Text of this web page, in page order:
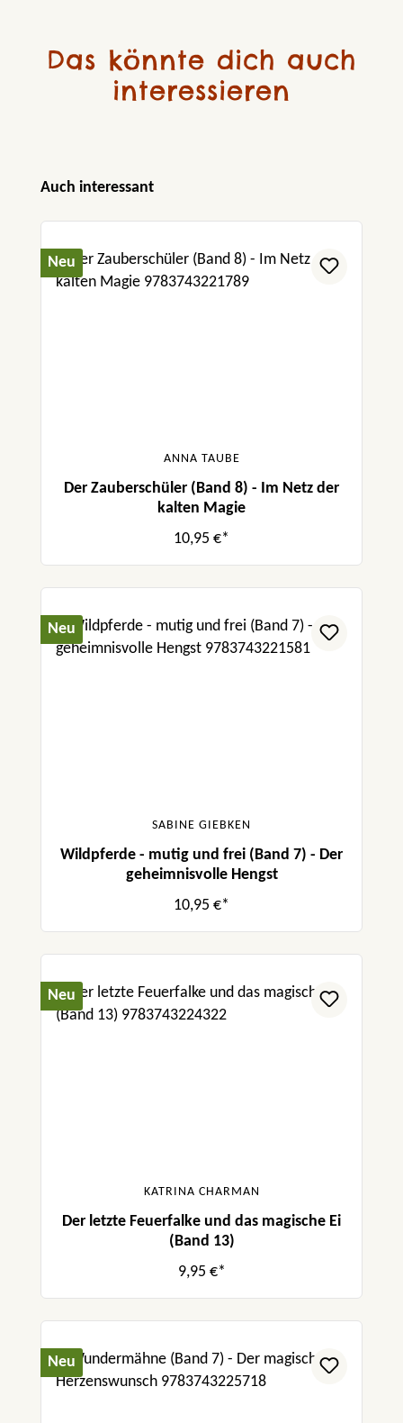
Das könnte dich auch
interessieren
Produktgalerie überspringen
Auch interessant
Neu
ANNA TAUBE
Der Zauberschüler (Band 8) - Im Netz der
kalten Magie
10,95 €*
Neu
SABINE GIEBKEN
Wildpferde - mutig und frei (Band 7) - Der
geheimnisvolle Hengst
10,95 €*
Neu
KATRINA CHARMAN
Der letzte Feuerfalke und das magische Ei
(Band 13)
9,95 €*
Neu